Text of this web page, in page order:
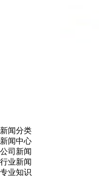
新闻分类
新闻中心
公司新闻
行业新闻
专业知识